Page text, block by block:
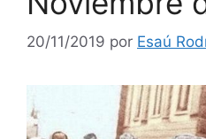
20/11/2019 por Esaú